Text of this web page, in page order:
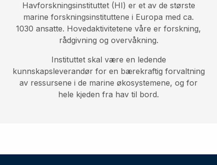
Havforskningsinstituttet (HI) er et av de største
marine forskningsinstituttene i Europa med ca.
1030 ansatte. Hovedaktivitetene våre er forskning,
rådgivning og overvåkning.
Instituttet skal være en ledende
kunnskapsleverandør for en bærekraftig forvaltning
av ressursene i de marine økosystemene, og for
hele kjeden fra hav til bord.